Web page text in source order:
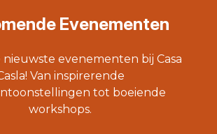
Evenementen
evenementen bij Casa
Van inspirerende
tot boeiende
workshops.